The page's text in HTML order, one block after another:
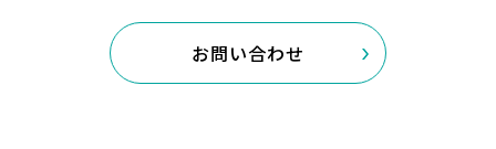
お問い合わせ